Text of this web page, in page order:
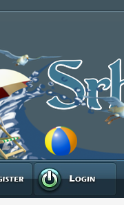
Prijavite se